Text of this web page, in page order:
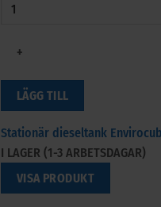
+
LÄGG TILL
Stationär dieseltank
I LAGER (1-3 ARBETSDAGAR)
VISA PRODUKT